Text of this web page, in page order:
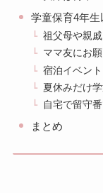
学童保育4年
祖父母や親
ママ友にお
宿泊イベン
夏休みだけ
自宅で留守
まとめ